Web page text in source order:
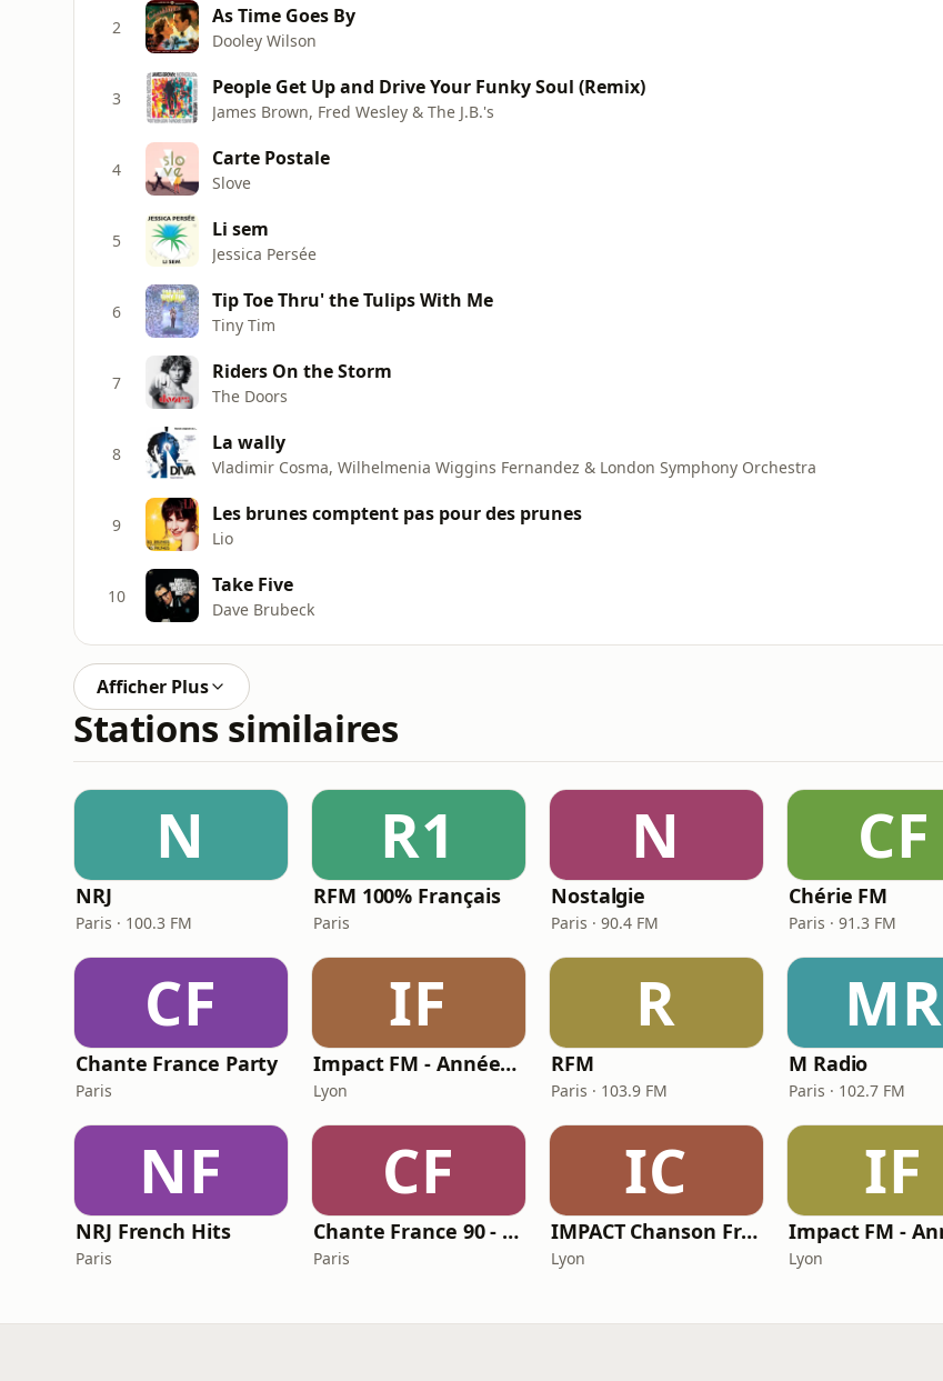
2 As Time Goes By
Dooley Wilson
3 People Get Up and Drive Your Funky Soul (Remix)
James Brown, Fred Wesley & The J.B.'s
4 Carte Postale
Slove
5 Li sem
Jessica Persée
6 Tip Toe Thru' the Tulips With Me
Tiny Tim
7 Riders On the Storm
The Doors
8 La wally
Vladimir Cosma, Wilhelmenia Wiggins Fernandez & London Symphony Orchestra
9 Les brunes comptent pas pour des prunes
Lio
10 Take Five
Dave Brubeck
Afficher Plus
Stations similaires
N
NRJ
Paris · 100.3 FM
R1
RFM 100% Français
Paris
N
Nostalgie
Paris · 90.4 FM
CF
Chérie FM
Paris · 91.3 FM
CF
Chante France Party
Paris
IF
Impact FM - Années 80
Lyon
R
RFM
Paris · 103.9 FM
MR
M Radio
Paris · 102.7 FM
NF
NRJ French Hits
Paris
CF
Chante France 90 - 2000's
Paris
IC
IMPACT Chanson Française
Lyon
IF
Lyon